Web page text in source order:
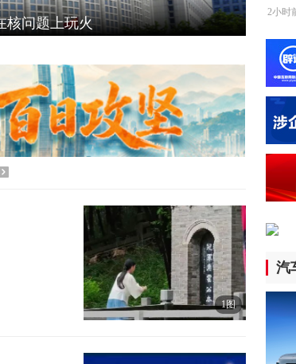
1图
2小时
【
人
认同
2小时
李
2小时前
“期
2小时前
视
区和
2小时
综述
汽